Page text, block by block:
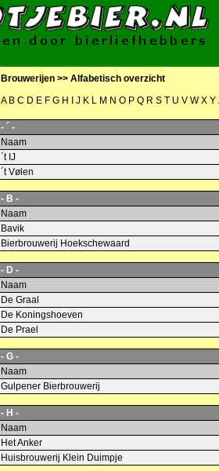
Brouwerijen >> Alfabetisch overzicht
A B C D E F G H J K L M N O P Q R S T U V W X Y
- ´ -
Naam
´t IJ
´t Vølen
- B -
Naam
Bavik
Bierbrouwerij Hoekschewaard
- D -
Naam
De Graal
De Koningshoeven
De Prael
- G -
Naam
Gulpener Bierbrouwerij
- H -
Naam
Het Anker
Huisbrouwerij Klein Duimpje